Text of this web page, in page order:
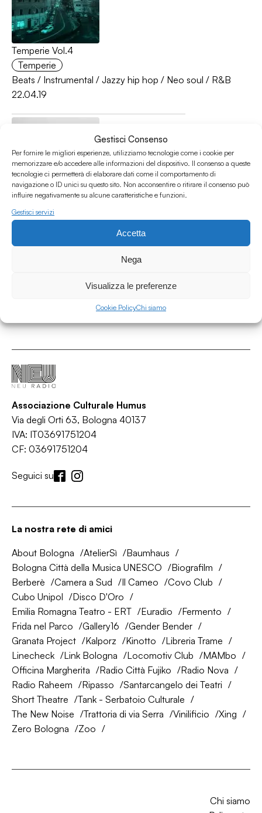
Gestisci Consenso
Per fornire le migliori esperienze, utilizziamo tecnologie come i cookie per
memorizzare e/o accedere alle informazioni del dispositivo. Il consenso a queste
tecnologie ci permetterà di elaborare dati come il comportamento di
navigazione o ID unici su questo sito. Non acconsentire o ritirare il consenso può
influire negativamente su alcune caratteristiche e funzioni.
Gestisci servizi
Accetta
Nega
Visualizza le preferenze
Cookie PolicyChi siamo
Temperie Vol.4
Temperie
Beats / Instrumental / Jazzy hip hop / Neo soul / R&B
22.04.19
Temperie Vol.3
Beats
Associazione Culturale Humus
Via degli Orti 63, Bologna 40137
IVA: IT03691751204
CF: 03691751204
Seguici su
La nostra rete di amici
About Bologna AtelierSì
Baumhaus
Bologna Città della Musica UNESCO
Biografilm
Berberè
Camera a Sud Il Cameo
Covo Club
Cubo Unipol
Disco D'Oro
Emilia Romagna Teatro - ERT
Euradio
Fermento
Frida nel Parco
Gallery16
Gender Bender
Granata Project
Kalporz Kinotto
Libreria Trame
Linecheck
Link Bologna Locomotiv Club
MAMbo
Officina Margherita
Radio Città Fujiko
Radio Nova
Radio Raheem
Ripasso
Santarcangelo dei Teatri
Short Theatre
Tank - Serbatoio Culturale
The New Noise
Trattoria di via Serra Vinilificio
Xing
Zero Bologna
Zoo
Chi siamo